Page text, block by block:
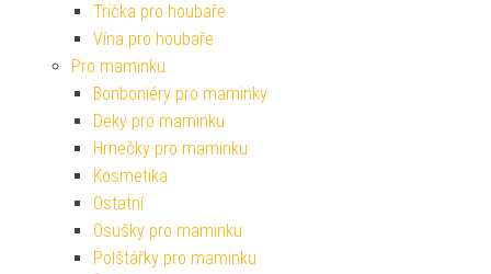
Trička pro houbaře
Vína pro houbaře
Pro maminku
Bonboniéry pro maminky
Deky pro maminku
Hrnečky pro maminku
Kosmetika
Ostatní
Osušky pro maminku
Polštářky pro maminku